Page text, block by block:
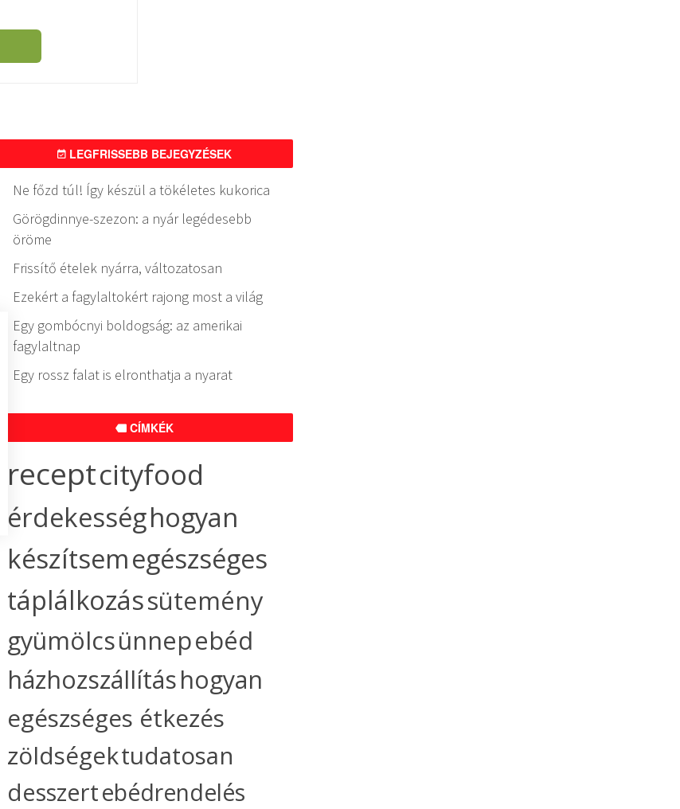
LEGFRISSEBB BEJEGYZÉSEK
Ne főzd túl! Így készül a tökéletes kukorica
Görögdinnye-szezon: a nyár legédesebb
öröme
Frissítő ételek nyárra, változatosan
Ezekért a fagylaltokért rajong most a világ
Egy gombócnyi boldogság: az amerikai
fagylaltnap
Egy rossz falat is elronthatja a nyarat
CÍMKÉK
receptcityfood
érdekességhogyan
készítsemegészséges
táplálkozássütemény
gyümölcsünnepebéd
házhozszállításhogyan
egészséges étkezés
zöldségektudatosan
desszertebédrendelés